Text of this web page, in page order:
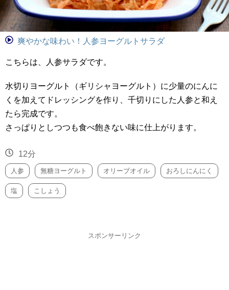
爽やかな味わい！人参ヨーグルトサラダ
こちらは、人参サラダです。
水切りヨーグルト（ギリシャヨーグルト）に少量のにんに
くを加えてドレッシングを作り、千切りにした人参と和え
たら完成です。
さっぱりとしつつも食べ飽きない味に仕上がります。
12分
人参 無糖ヨーグルト オリーブオイル おろしにんにく
塩 こしょう
スポンサーリンク